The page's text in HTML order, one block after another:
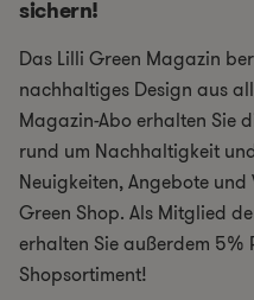
sichern!
Das Lilli Green Magazin
nachhaltiges Design aus
Magazin-Abo erhalten Sie
rund um Nachhaltigkeit
Neuigkeiten, Angebote
Green Shop. Als Mitglied
erhalten Sie außerdem
Shopsortiment!